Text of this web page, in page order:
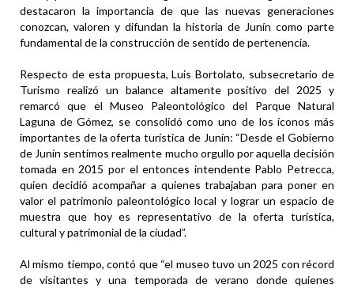
destacaron la importancia de que las nuevas generaciones
conozcan, valoren y difundan la historia de Junín como parte
fundamental de la construcción de sentido de pertenencia.
Respecto de esta propuesta, Luis Bortolato, subsecretario de
Turismo realizó un balance altamente positivo del 2025 y
remarcó que el Museo Paleontológico del Parque Natural
Laguna de Gómez, se consolidó como uno de los íconos más
importantes de la oferta turística de Junín: “Desde el Gobierno
de Junín sentimos realmente mucho orgullo por aquella decisión
tomada en 2015 por el entonces intendente Pablo Petrecca,
quien decidió acompañar a quienes trabajaban para poner en
valor el patrimonio paleontológico local y lograr un espacio de
muestra que hoy es representativo de la oferta turística,
cultural y patrimonial de la ciudad”.
Al mismo tiempo, contó que “el museo tuvo un 2025 con récord
de visitantes y una temporada de verano donde quienes